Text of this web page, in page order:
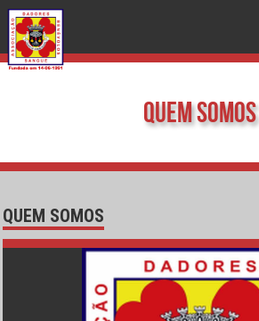
Quem Somos
QUEM SOMOS